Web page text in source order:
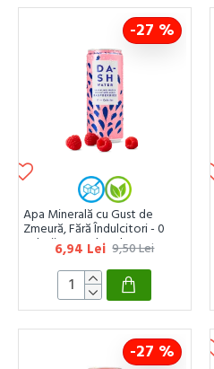
-27 %
Apa Minerală cu Gust de
Zmeură, Fără Îndulcitori - 0
Calorii - 330ml Dash
6,94 Lei 9,50 Lei
-27 %